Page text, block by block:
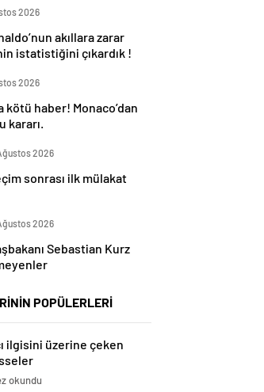
2026
akıllara zarar
istatistiğini çıkardık !
2026
kötü haber! Monaco’dan
kararı.
2026
sonrası ilk mülakat
2026
Sebastian Kurz
POPÜLERLERİ
ilgisini üzerine çeken
okundu